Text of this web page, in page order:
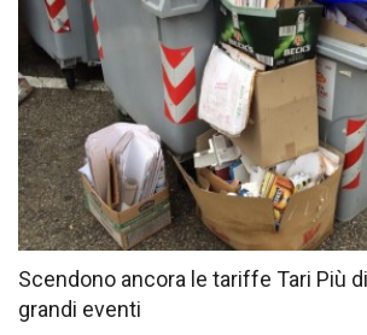
Scendono ancora le tariffe Tari Più
grandi eventi